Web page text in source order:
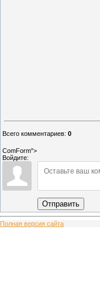
Всего комментариев: 0
ComForm">
Войдите:
Отправить
Полная версия сайта